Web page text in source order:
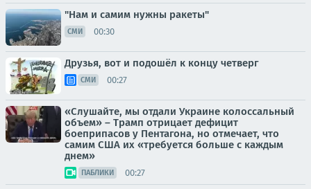
"Нам и самим нужны ракеты"
СМИ 00:30
Друзья, вот и подошёл к концу четверг
СМИ 00:27
«Слушайте, мы отдали Украине колоссальный
объем» – Трамп отрицает дефицит
боеприпасов у Пентагона, но отмечает, что
самим США их «требуется больше с каждым
днем»
ПАБЛИКИ 00:27